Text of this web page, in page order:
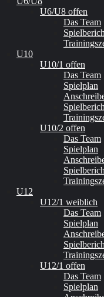
U6/U8 offen
Das Team
U10
U10/1 offen
Das Team
Spielplan
U10/2 offen
Das Team
Spielplan
U12
U12/1 weiblich
Das Team
Spielplan
U12/1 offen
Das Team
Spielplan